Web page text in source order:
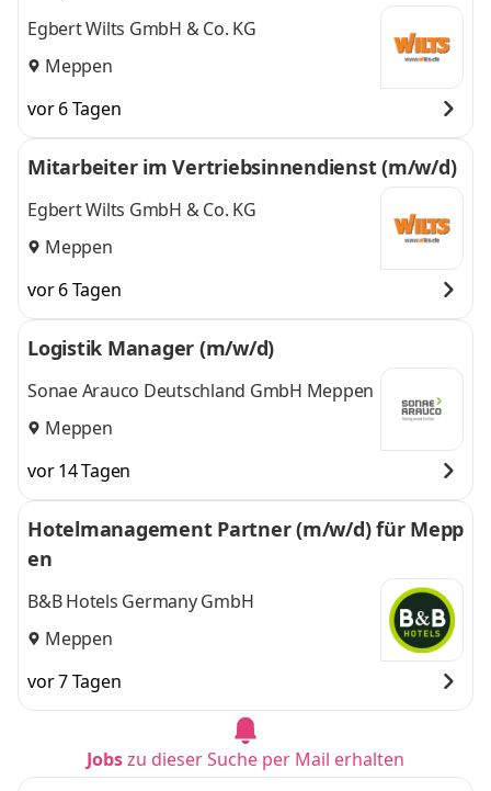
Egbert Wilts GmbH & Co. KG
Meppen
vor 6 Tagen
Mitarbeiter im Vertriebsinnendienst (m/w/d)
Egbert Wilts GmbH & Co. KG
Meppen
vor 6 Tagen
Logistik Manager (m/w/d)
Sonae Arauco Deutschland GmbH Meppen
Meppen
vor 14 Tagen
Hotelmanagement Partner (m/w/d) für Mepp
en
B&B Hotels Germany GmbH
Meppen
vor 7 Tagen
Jobszu dieser Suche per Mail erhalten